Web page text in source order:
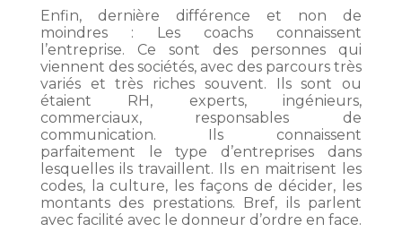
Enfin, dernière différence et non de
moindres : Les coachs connaissent
l’entreprise. Ce sont des personnes qui
viennent des sociétés, avec des parcours très
variés et très riches souvent. Ils sont ou
étaient RH, experts, ingénieurs,
commerciaux, responsables de
communication. Ils connaissent
parfaitement le type d’entreprises dans
lesquelles ils travaillent. Ils en maitrisent les
codes, la culture, les façons de décider, les
montants des prestations. Bref, ils parlent
avec facilité avec le donneur d’ordre en face.